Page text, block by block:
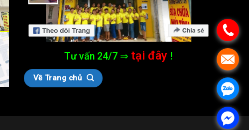
Tư vấn 24/7 ⇒ tại đây !
Về Trang chủ